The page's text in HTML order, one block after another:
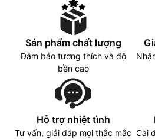
Sán phẩm chất lượng
Đảm bảo tương thích và độ
bền cao
Hỗ trợ nhiệt tình
Tư vấn, giải đáp mọi thắc mắc Cài